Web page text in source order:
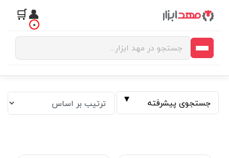
👤
🛒 0
جستجوی پیشرفته